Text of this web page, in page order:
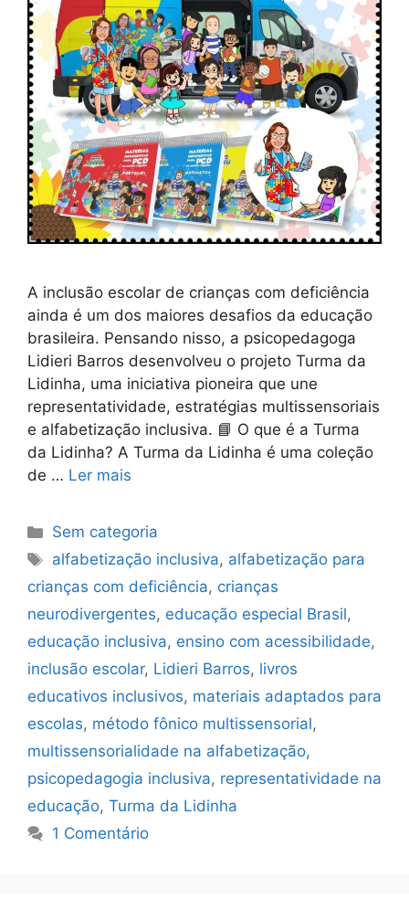
A inclusão escolar de crianças com deficiência
ainda é um dos maiores desafios da educação
brasileira. Pensando nisso, a psicopedagoga
Lidieri Barros desenvolveu o projeto Turma da
Lidinha, uma iniciativa pioneira que une
representatividade, estratégias multissensoriais
e alfabetização inclusiva. 📘 O que é a Turma
da Lidinha? A Turma da Lidinha é uma coleção
de … Ler mais
Sem categoria
alfabetização inclusiva, alfabetização para
crianças com deficiência, crianças
neurodivergentes, educação especial Brasil,
educação inclusiva, ensino com acessibilidade,
inclusão escolar, Lidieri Barros, livros
educativos inclusivos, materiais adaptados para
escolas, método fônico multissensorial,
multissensorialidade na alfabetização,
psicopedagogia inclusiva, representatividade na
educação, Turma da Lidinha
1 Comentário